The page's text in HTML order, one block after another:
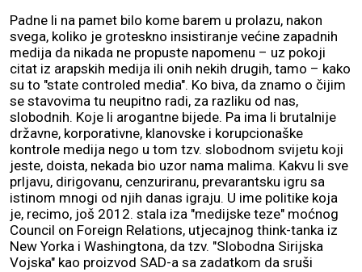
Padne li na pamet bilo kome barem u prolazu, nakon
svega, koliko je groteskno insistiranje većine zapadnih
medija da nikada ne propuste napomenu – uz pokoji
citat iz arapskih medija ili onih nekih drugih, tamo – kako
su to "state controled media". Ko biva, da znamo o čijim
se stavovima tu neupitno radi, za razliku od nas,
slobodnih. Koje li arogantne bijede. Pa ima li brutalnije
državne, korporativne, klanovske i korupcionaške
kontrole medija nego u tom tzv. slobodnom svijetu koji
jeste, doista, nekada bio uzor nama malima. Kakvu li sve
prljavu, dirigovanu, cenzuriranu, prevarantsku igru sa
istinom mnogi od njih danas igraju. U ime politike koja
je, recimo, još 2012. stala iza "medijske teze" moćnog
Council on Foreign Relations, utjecajnog think-tanka iz
New Yorka i Washingtona, da tzv. "Slobodna Sirijska
Vojska" kao proizvod SAD-a sa zadatkom da sruši